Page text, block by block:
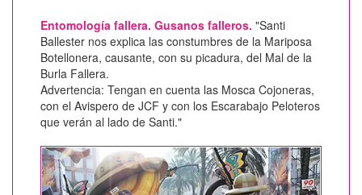
Entomología fallera. Gusanos falleros. "Santi
Ballester nos explica las constumbres de la Mariposa
Botellonera, causante, con su picadura, del Mal de la
Burla Fallera.
Advertencia: Tengan en cuenta las Mosca Cojoneras,
con el Avispero de JCF y con los Escarabajo Peloteros
que verán al lado de Santi."